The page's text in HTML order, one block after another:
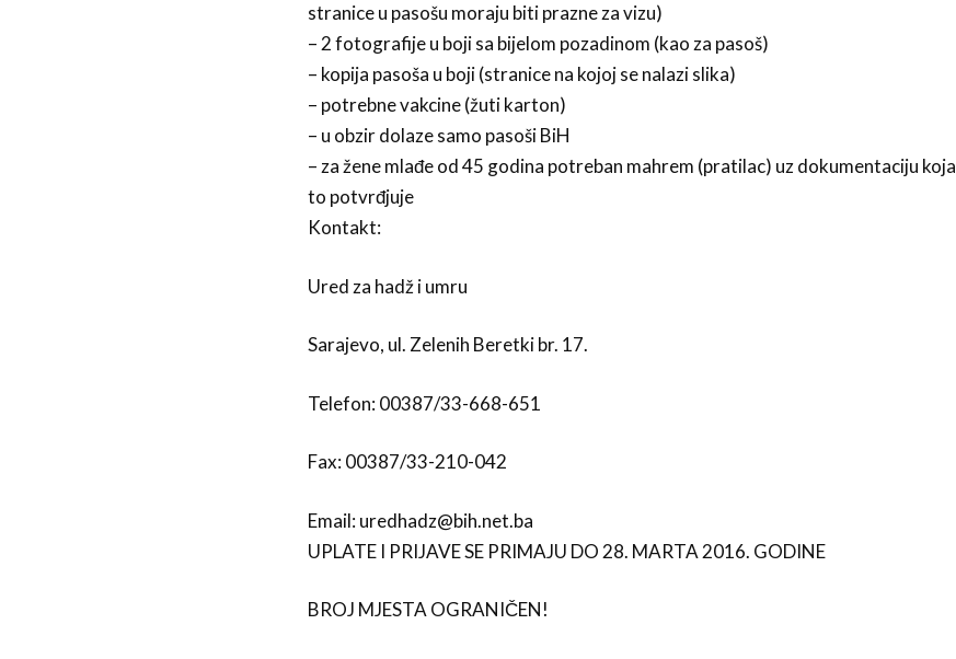
stranice u pasošu moraju biti prazne za vizu)
– 2 fotografije u boji sa bijelom pozadinom (kao za pasoš)
– kopija pasoša u boji (stranice na kojoj se nalazi slika)
– potrebne vakcine (žuti karton)
– u obzir dolaze samo pasoši BiH
– za žene mlađe od 45 godina potreban mahrem (pratilac) uz dokumentaciju koja
to potvrđjuje
Kontakt:
Ured za hadž i umru
Sarajevo, ul. Zelenih Beretki br. 17.
Telefon: 00387/33-668-651
Fax: 00387/33-210-042
Email: uredhadz@bih.net.ba
UPLATE I PRIJAVE SE PRIMAJU DO 28. MARTA 2016. GODINE
BROJ MJESTA OGRANIČEN!